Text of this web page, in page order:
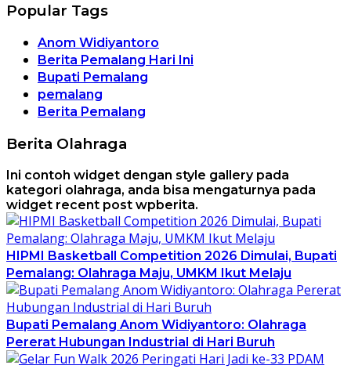
Popular Tags
Anom Widiyantoro
Berita Pemalang Hari Ini
Bupati Pemalang
pemalang
Berita Pemalang
Berita Olahraga
Ini contoh widget dengan style gallery pada
kategori olahraga, anda bisa mengaturnya pada
widget recent post wpberita.
HIPMI Basketball Competition 2026 Dimulai, Bupati
Pemalang: Olahraga Maju, UMKM Ikut Melaju
Bupati Pemalang Anom Widiyantoro: Olahraga
Pererat Hubungan Industrial di Hari Buruh